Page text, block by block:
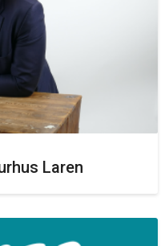
Laren